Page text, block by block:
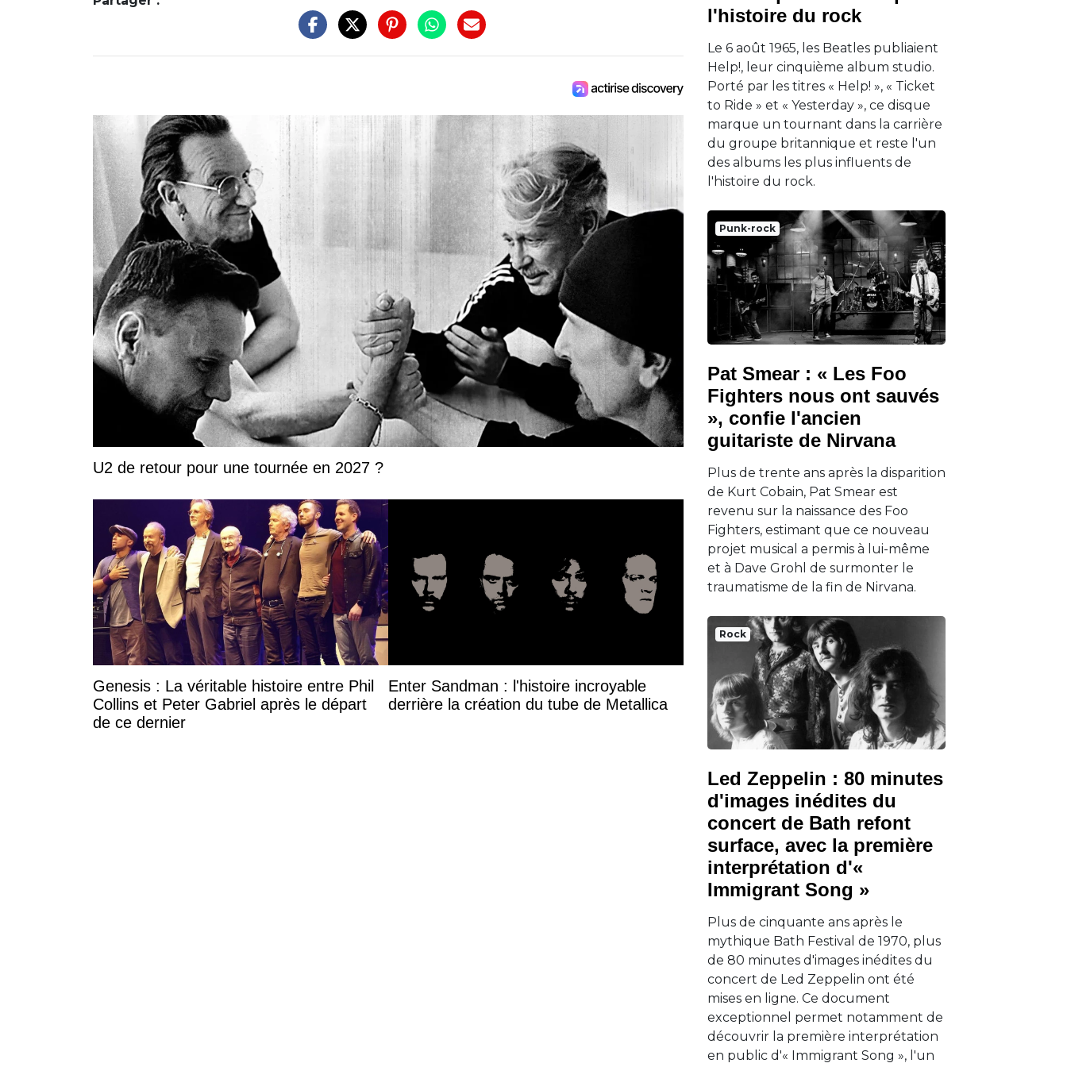
U2 de retour pour une tournée en 2027 ?
Genesis : La véritable histoire entre Phil
Collins et Peter Gabriel après le départ
de ce dernier
Enter Sandman : l'histoire incroyable
derrière la création du tube de Metallica
l'histoire du rock
Le 6 août 1965, les Beatles publiaient
Help!, leur cinquième album studio.
Porté par les titres « Help! », « Ticket
to Ride » et « Yesterday », ce disque
marque un tournant dans la carrière
du groupe britannique et reste l'un
des albums les plus influents de
l'histoire du rock.
Punk-rock
Pat Smear : « Les Foo
Fighters nous ont sauvés
», confie l'ancien
guitariste de Nirvana
Plus de trente ans après la disparition
de Kurt Cobain, Pat Smear est
revenu sur la naissance des Foo
Fighters, estimant que ce nouveau
projet musical a permis à lui-même
et à Dave Grohl de surmonter le
traumatisme de la fin de Nirvana.
Rock
Led Zeppelin : 80 minutes
d'images inédites du
concert de Bath refont
surface, avec la première
interprétation d'«
Immigrant Song »
Plus de cinquante ans après le
mythique Bath Festival de 1970, plus
de 80 minutes d'images inédites du
concert de Led Zeppelin ont été
mises en ligne. Ce document
exceptionnel permet notamment de
découvrir la première interprétation
en public d'« Immigrant Song », l'un